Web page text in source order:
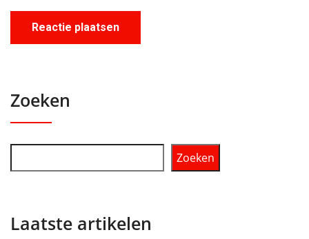
Zoeken
Zoeken
Laatste artikelen